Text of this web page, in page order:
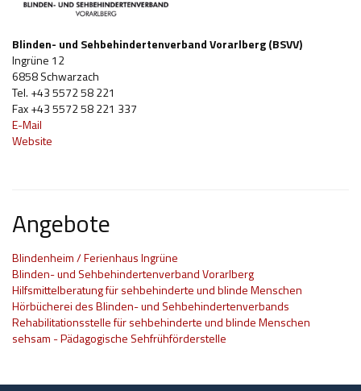
Blinden- und Sehbehindertenverband Vorarlberg (BSVV)
Ingrüne 12
6858 Schwarzach
Tel. +43 5572 58 221
Fax +43 5572 58 221 337
E-Mail
Website
Angebote
Blindenheim / Ferienhaus Ingrüne
Blinden- und Sehbehindertenverband Vorarlberg
Hilfsmittelberatung für sehbehinderte und blinde Menschen
Hörbücherei des Blinden- und Sehbehindertenverbands
Rehabilitationsstelle für sehbehinderte und blinde Menschen
sehsam - Pädagogische Sehfrühförderstelle
Gesundheitliche Rehabilitation
Hilfsmittel und Heilbehelfe
Kindheit und Jugend
Selbsthilfe und Selbstvertretung
Pflege, Pflegende Angehörige
Wohnen